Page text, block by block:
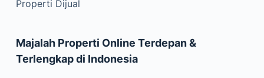
Properti Dijual
Majalah Properti Online Terdepan &
Terlengkap di Indonesia